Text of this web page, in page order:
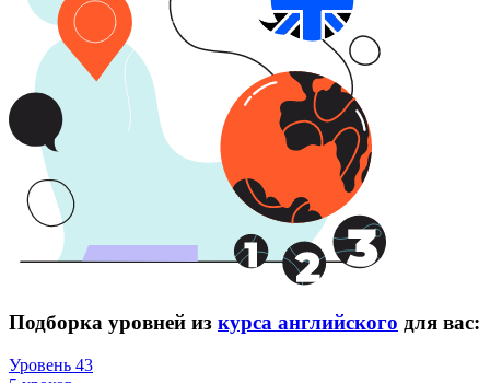
Подборка уровней из курса английского для вас:
Уровень 43